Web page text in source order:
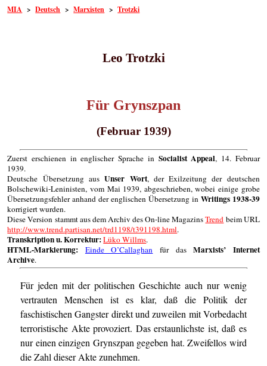
MIA >Deutsch >Marxisten >Trotzki
Leo Trotzki
Für Grynszpan
(Februar 1939)
Zuerst erschienen in englischer Sprache in Socialist Appeal, 14. Februar
1939.
Deutsche Übersetzung ausUnser Wort, der Exilzeitung der deutschen
Bolschewiki-Leninisten, vom Mai 1939, abgeschrieben, wobei einige grobe
Übersetzungsfehler anhand der englischen Übersetzung in Writings 1938-39
korrigiert wurden.
Diese Version stammt aus dem Archiv des On-line MagazinsTrend beim URL
http://www.trend.partisan.net/trd1198/t391198.html.
Transkription u. Korrektur:Lüko Willms.
HTML-Markierung: Einde O’Callaghan für dasMarxists’ Internet
Archive.
Für jeden mit der politischen Geschichte auch nur wenig
vertrauten Menschen ist es klar, daß die Politik der
faschistischen Gangster direkt und zuweilen mit Vorbedacht
terroristische Akte provoziert. Das erstaunlichste ist, daß es
nur einen einzigen Grynszpan gegeben hat. Zweifellos wird
die Zahl dieser Akte zunehmen.